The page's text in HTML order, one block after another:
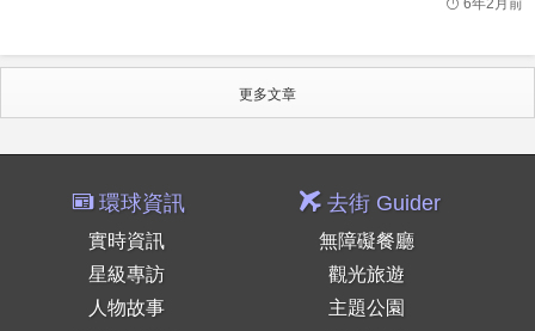
6年2月前
更多文章
環球資訊
實時資訊
星級專訪
人物故事
去街 Guider
無障礙餐廳
觀光旅遊
主題公園